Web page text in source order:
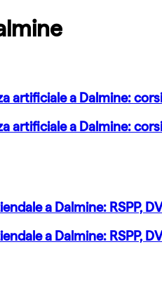
artificiale a Dalmine:
artificiale a Dalmine:
a Dalmine: RSPP,
a Dalmine: RSPP,